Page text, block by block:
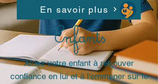
En savoir plus
Enfants
Aidez votre enfant à retrouver
confiance en lui et à l'emmener sur le